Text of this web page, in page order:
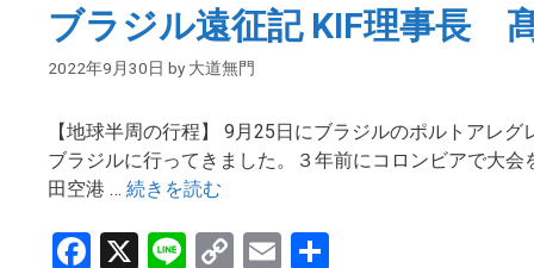
ブラジル遠征記 KIF理事長
2022年9月30日 by 大道無門
【地球半周の行程】 9月25日にブラジルのポルトアレ
ブラジルに行ってきました。３年前にコロンビアで大
田空港 … 続きを読む
F
X
Li
C
E